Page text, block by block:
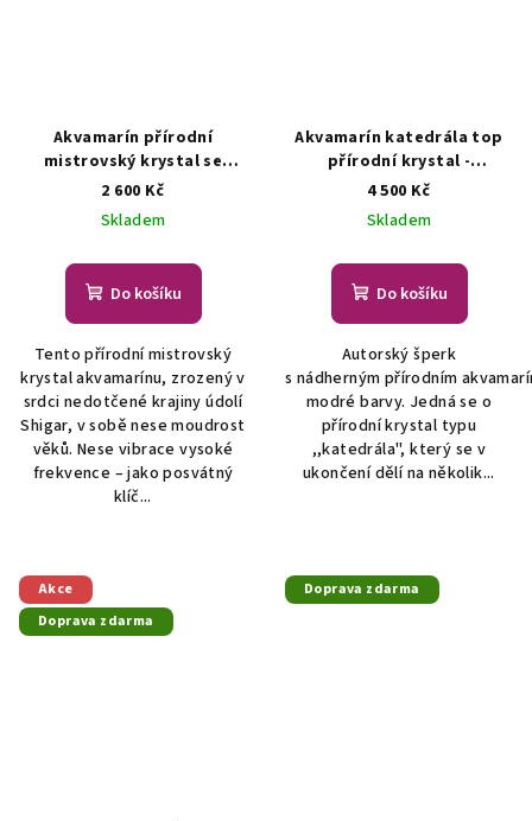
Akvamarín přírodní
mistrovský krystal se
záznamy -
šperk/náhrdelník
PŘÍRODNÍMI KRYSTALY
2 600 Kč
Skladem
Do košíku
Tento přírodní mistrovský
krystal akvamarínu, zrozený v
srdci nedotčené krajiny údolí
Shigar, v sobě nese moudrost
věků. Nese vibrace vysoké
frekvence – jako posvátný
klíč...
Akvamarín katedrála top
přírodní krystal -
přívěsek/náhrdelník
ŠPERKY S PŘÍRODNÍMI
KRYSTALY
4 500 Kč
Skladem
Do košíku
Autorský šperk
s nádherným přírodním
modré barvy. Jedná se o
přírodní krystal typu
,,katedrála", který se v
ukončení dělí na několik...
Akce
Doprava zdarma
Doprava zdarma